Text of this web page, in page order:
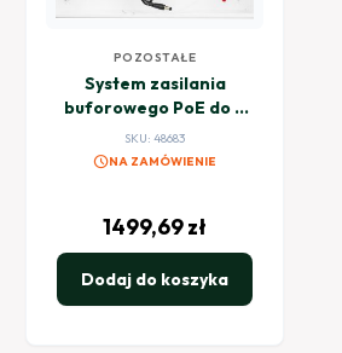
POZOSTAŁE
System zasilania
buforowego PoE do 9
kamer i rejestratora
BCS POWER BCS-
SKU: 48683
scheduleNA ZAMÓWIENIE
1499,69zł
Dodaj do koszyka